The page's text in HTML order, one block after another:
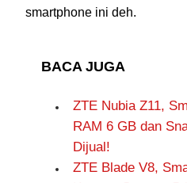
smartphone ini deh.
BACA JUGA
ZTE Nubia Z11,
RAM 6 GB dan
Dijual!
ZTE Blade V8,